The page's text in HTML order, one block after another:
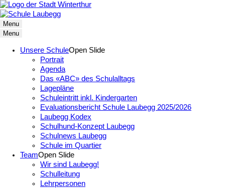
Menu
Menu
Unsere SchuleOpen Slide
Portrait
Agenda
Das «ABC» des Schulalltags
Lagepläne
Schuleintritt inkl. Kindergarten
Evaluationsbericht Schule Laubegg 2025/2026
Laubegg Kodex
Schulhund-Konzept Laubegg
Schulnews Laubegg
Schule im Quartier
TeamOpen Slide
Wir sind Laubegg!
Schulleitung
Lehrpersonen